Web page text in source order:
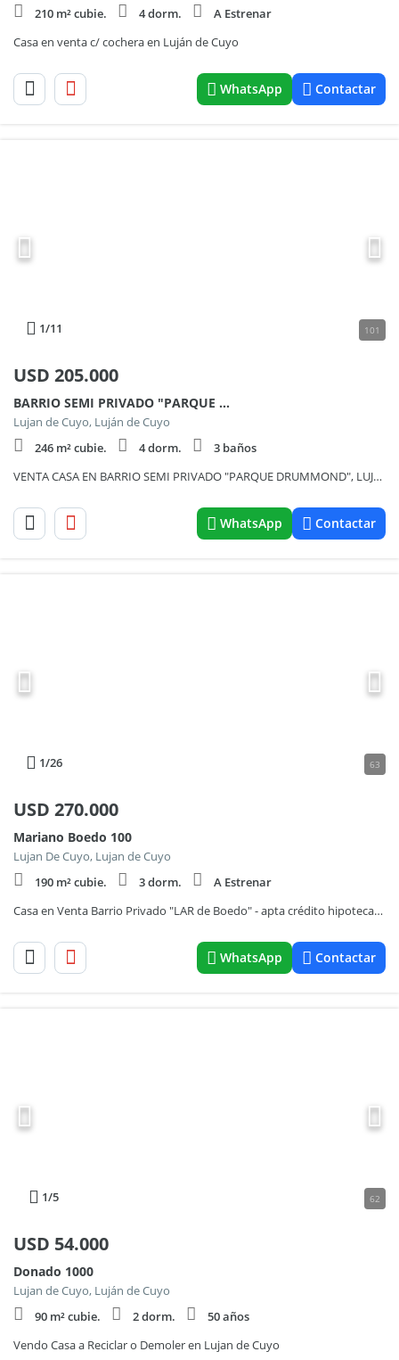
210 m² cubie.
4 dorm.
A Estrenar
Casa en venta c/ cochera en Luján de Cuyo
WhatsApp Contactar
1/11 101
USD 205.000
BARRIO SEMI PRIVADO "PARQUE DRUMMOND"
Lujan de Cuyo, Luján de Cuyo
246 m² cubie.
4 dorm.
3 baños
VENTA CASA EN BARRIO SEMI PRIVADO "PARQUE DRUMMOND", LUJAN DE CUYO. 4/5 DORMITORIOS,3 BAÑOS, JARDIN
WhatsApp Contactar
1/26 63
USD 270.000
Mariano Boedo 100
Lujan De Cuyo, Lujan de Cuyo
190 m² cubie.
3 dorm.
A Estrenar
Casa en Venta Barrio Privado "LAR de Boedo" - apta crédito hipotecario
WhatsApp Contactar
1/5 62
USD 54.000
Donado 1000
Lujan de Cuyo, Luján de Cuyo
90 m² cubie.
2 dorm.
50 años
Vendo Casa a Reciclar o Demoler en Lujan de Cuyo